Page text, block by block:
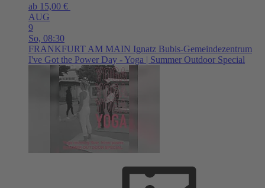
ab 15,00 €
AUG
9
So, 08:30
FRANKFURT AM MAIN Ignatz Bubis-Gemeindezentrum
I've Got the Power Day - Yoga | Summer Outdoor Special